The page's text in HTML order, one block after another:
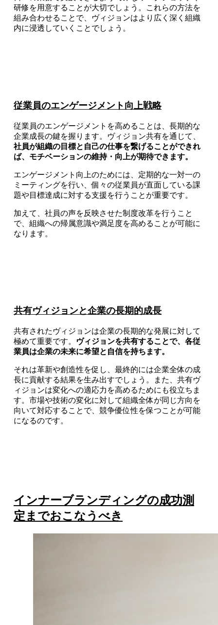
研修を用意することが大切でしょう。これらの方法を
組み合わせることで、ヴィジョンはより広く深く組織
内に浸透していくことでしょう。
従業員のエンゲージメント向上戦略
従業員のエンゲージメントを高めることは、長期的な
企業成長の鍵を握ります。ヴィジョン共有を通じて、
社員が組織の目標と自己の仕事を繋げることができれ
ば、モチベーションの維持・向上が期待できます。
エンゲージメント向上のためには、定期的な一対一の
ミーティングを行い、個々の従業員が直面している課
題や目標達成に対する支援を行うことが重要です。
加えて、社員の声を反映させた制度改革を行うこと
で、組織への帰属意識や満足度を高めることが可能に
なります。
共有ヴィジョンと企業の長期的成長
共有されたヴィジョンは企業の長期的な発展に対して
極めて重要です。
ヴィジョンを共有することで、各従
業員は企業の未来に希望と自信を持ちます。
それは革新や創造性を促し、最終的には企業全体の成
長に貢献する結果を生み出すでしょう。また、共有ヴ
ィジョンは変化への適応力を高めるためにも役立ちま
す。市場や技術の変化に対して組織全体が同じ方向を
向いて対応することで、競争優位性を保つことが可能
になるのです。
インナーブランディングの成功測
定までおこなうべき